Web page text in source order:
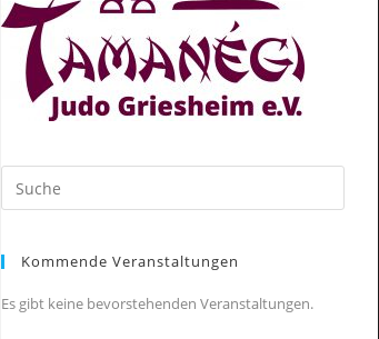
Search
this
Kommende Veranstaltungen
Es gibt keine bevorstehenden Veranstaltungen.